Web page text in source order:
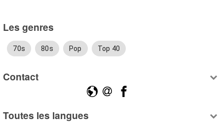
Les genres
70s 80s Pop Top 40
Contact
Toutes les langues